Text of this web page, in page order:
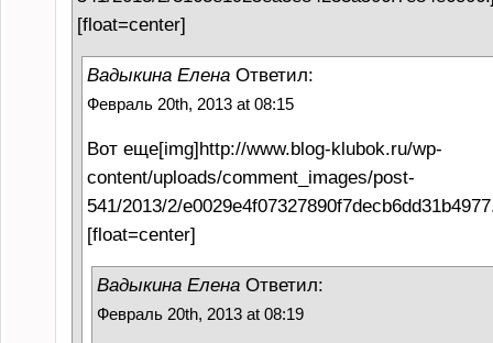
[float=center]
Вадыкина Елена Ответил:
Февраль 20th, 2013 at 08:15
Вот еще[img]http://www.blog-klubok.ru/wp-
content/uploads/comment_images/post-
541/2013/2/
[float=center]
Вадыкина Елена Ответил:
Февраль 20th, 2013 at 08:19